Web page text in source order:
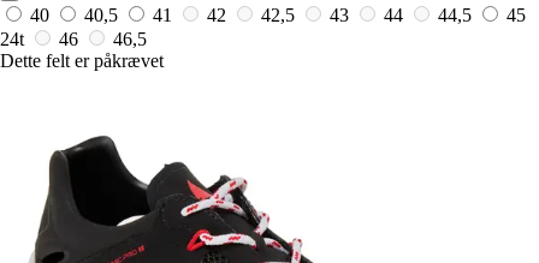
40 40,5 41 42 42,5 43 44 44,5
45
24t
46
46,5
Dette felt er påkrævet